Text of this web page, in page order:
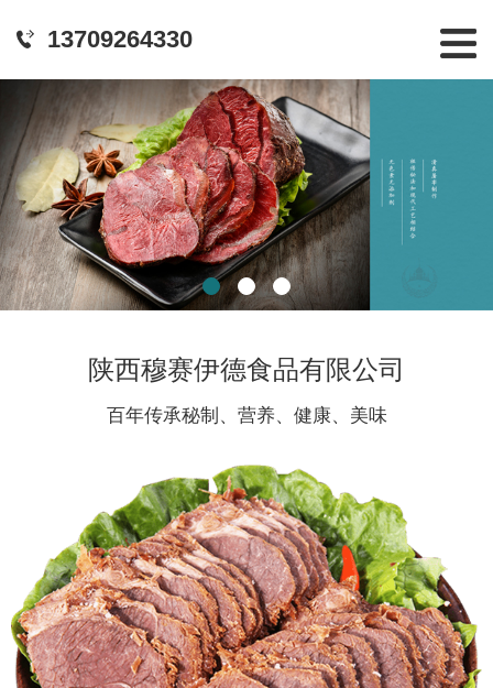
13709264330
陕西穆赛伊德食品有限公司
百年传承秘制、营养、健康、美味